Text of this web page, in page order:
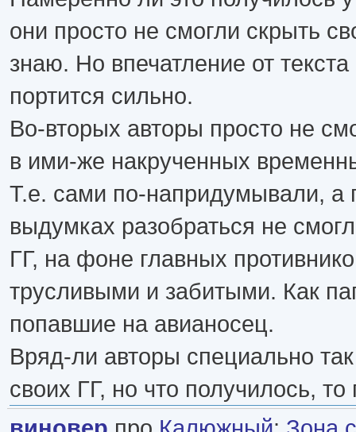
они просто не смогли скрыть
знаю. Но впечатление от текста
портится сильно.
Во-вторых авторы просто не
в ими-же накрученных
Т.е. сами по-напридумывали, а
выдумках разобраться не
ГГ, на фоне главных
трусливыми и забитыми. Как
попавшие на авианосец.
Вряд-ли авторы специально
своих ГГ, но что получилось, то